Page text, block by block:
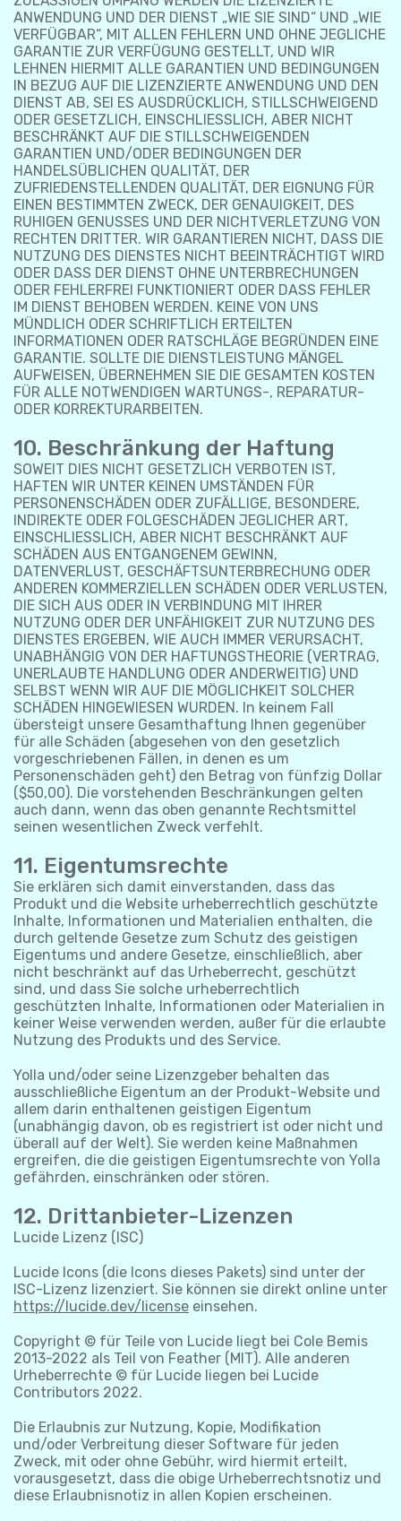
ANWENDUNG UND DER DIENST „WIE SIE SIND“ UND „WIE
VERFÜGBAR“, MIT ALLEN FEHLERN UND OHNE JEGLICHE
GARANTIE ZUR VERFÜGUNG GESTELLT, UND WIR
LEHNEN HIERMIT ALLE GARANTIEN UND BEDINGUNGEN
IN BEZUG AUF DIE LIZENZIERTE ANWENDUNG UND DEN
DIENST AB, SEI ES AUSDRÜCKLICH, STILLSCHWEIGEND
ODER GESETZLICH, EINSCHLIESSLICH, ABER NICHT
BESCHRÄNKT AUF DIE STILLSCHWEIGENDEN
GARANTIEN UND/ODER BEDINGUNGEN DER
HANDELSÜBLICHEN QUALITÄT, DER
ZUFRIEDENSTELLENDEN QUALITÄT, DER EIGNUNG FÜR
EINEN BESTIMMTEN ZWECK, DER GENAUIGKEIT, DES
RUHIGEN GENUSSES UND DER NICHTVERLETZUNG VON
RECHTEN DRITTER. WIR GARANTIEREN NICHT, DASS DIE
NUTZUNG DES DIENSTES NICHT BEEINTRÄCHTIGT WIRD
ODER DASS DER DIENST OHNE UNTERBRECHUNGEN
ODER FEHLERFREI FUNKTIONIERT ODER DASS FEHLER
IM DIENST BEHOBEN WERDEN. KEINE VON UNS
MÜNDLICH ODER SCHRIFTLICH ERTEILTEN
INFORMATIONEN ODER RATSCHLÄGE BEGRÜNDEN EINE
GARANTIE. SOLLTE DIE DIENSTLEISTUNG MÄNGEL
AUFWEISEN, ÜBERNEHMEN SIE DIE GESAMTEN KOSTEN
FÜR ALLE NOTWENDIGEN WARTUNGS-, REPARATUR-
ODER KORREKTURARBEITEN.
10. Beschränkung der Haftung
SOWEIT DIES NICHT GESETZLICH VERBOTEN IST,
HAFTEN WIR UNTER KEINEN UMSTÄNDEN FÜR
PERSONENSCHÄDEN ODER ZUFÄLLIGE, BESONDERE,
INDIREKTE ODER FOLGESCHÄDEN JEGLICHER ART,
EINSCHLIESSLICH, ABER NICHT BESCHRÄNKT AUF
SCHÄDEN AUS ENTGANGENEM GEWINN,
DATENVERLUST, GESCHÄFTSUNTERBRECHUNG ODER
ANDEREN KOMMERZIELLEN SCHÄDEN ODER VERLUSTEN,
DIE SICH AUS ODER IN VERBINDUNG MIT IHRER
NUTZUNG ODER DER UNFÄHIGKEIT ZUR NUTZUNG DES
DIENSTES ERGEBEN, WIE AUCH IMMER VERURSACHT,
UNABHÄNGIG VON DER HAFTUNGSTHEORIE (VERTRAG,
UNERLAUBTE HANDLUNG ODER ANDERWEITIG) UND
SELBST WENN WIR AUF DIE MÖGLICHKEIT SOLCHER
SCHÄDEN HINGEWIESEN WURDEN. In keinem Fall
übersteigt unsere Gesamthaftung Ihnen gegenüber
für alle Schäden (abgesehen von den gesetzlich
vorgeschriebenen Fällen, in denen es um
Personenschäden geht) den Betrag von fünfzig Dollar
($50,00). Die vorstehenden Beschränkungen gelten
auch dann, wenn das oben genannte Rechtsmittel
seinen wesentlichen Zweck verfehlt.
11. Eigentumsrechte
Sie erklären sich damit einverstanden, dass das
Produkt und die Website urheberrechtlich geschützte
Inhalte, Informationen und Materialien enthalten, die
durch geltende Gesetze zum Schutz des geistigen
Eigentums und andere Gesetze, einschließlich, aber
nicht beschränkt auf das Urheberrecht, geschützt
sind, und dass Sie solche urheberrechtlich
geschützten Inhalte, Informationen oder Materialien in
keiner Weise verwenden werden, außer für die erlaubte
Nutzung des Produkts und des Service.
Yolla und/oder seine Lizenzgeber behalten das
ausschließliche Eigentum an der Produkt-Website und
allem darin enthaltenen geistigen Eigentum
(unabhängig davon, ob es registriert ist oder nicht und
überall auf der Welt). Sie werden keine Maßnahmen
ergreifen, die die geistigen Eigentumsrechte von Yolla
gefährden, einschränken oder stören.
12. Drittanbieter-Lizenzen
Lucide Lizenz (ISC)
Lucide Icons (die Icons dieses Pakets) sind unter der
ISC-Lizenz lizenziert. Sie können sie direkt online unter
https://lucide.dev/license einsehen.
Copyright © für Teile von Lucide liegt bei Cole Bemis
2013-2022 als Teil von Feather (MIT). Alle anderen
Urheberrechte © für Lucide liegen bei Lucide
Contributors 2022.
Die Erlaubnis zur Nutzung, Kopie, Modifikation
und/oder Verbreitung dieser Software für jeden
Zweck, mit oder ohne Gebühr, wird hiermit erteilt,
vorausgesetzt, dass die obige Urheberrechtsnotiz und
diese Erlaubnisnotiz in allen Kopien erscheinen.